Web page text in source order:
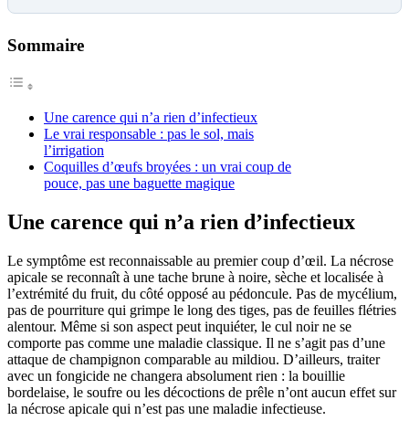
Sommaire
Une carence qui n’a rien d’infectieux
Le vrai responsable : pas le sol, mais
l’irrigation
Coquilles d’œufs broyées : un vrai coup de
pouce, pas une baguette magique
Une carence qui n’a rien d’infectieux
Le symptôme est reconnaissable au premier coup d’œil. La nécrose
apicale se reconnaît à une tache brune à noire, sèche et localisée à
l’extrémité du fruit, du côté opposé au pédoncule. Pas de mycélium,
pas de pourriture qui grimpe le long des tiges, pas de feuilles flétries
alentour. Même si son aspect peut inquiéter, le cul noir ne se
comporte pas comme une maladie classique. Il ne s’agit pas d’une
attaque de champignon comparable au mildiou. D’ailleurs, traiter
avec un fongicide ne changera absolument rien : la bouillie
bordelaise, le soufre ou les décoctions de prêle n’ont aucun effet sur
la nécrose apicale qui n’est pas une maladie infectieuse.